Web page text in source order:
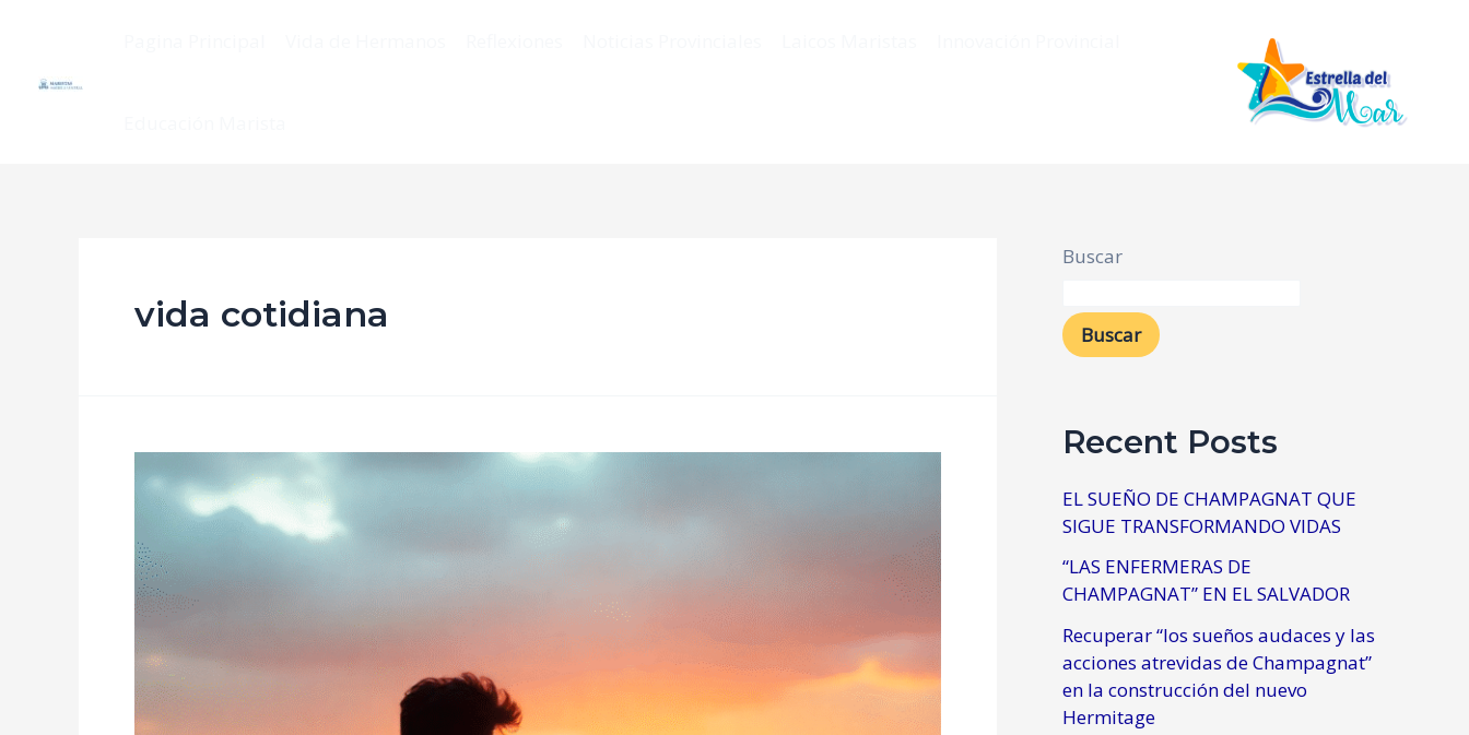
vida cotidiana
Buscar
Buscar
Recent Posts
EL SUEÑO DE CHAMPAGNAT QUE
SIGUE TRANSFORMANDO VIDAS
“LAS ENFERMERAS DE
CHAMPAGNAT” EN EL SALVADOR
Recuperar “los sueños audaces y las
acciones atrevidas de Champagnat”
en la construcción del nuevo
Hermitage